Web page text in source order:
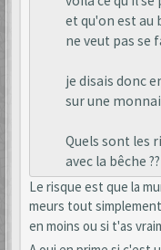
et qu'on est au
ne veut pas se
je disais donc
sur une
Quels sont les
avec la bêche ??
Le risque est que la
meurs tout
en moins ou si t'as